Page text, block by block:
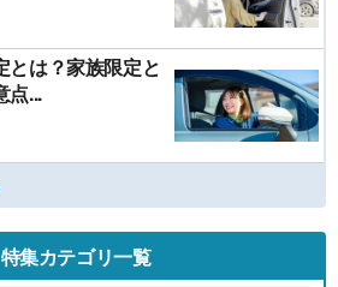
とは？家族限定と
点...
特集カテゴリ一覧